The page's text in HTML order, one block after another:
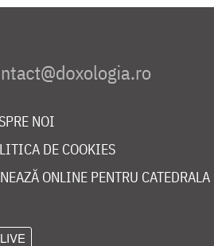
NOI
DE COOKIES
ONLINE PENTRU
LIVE